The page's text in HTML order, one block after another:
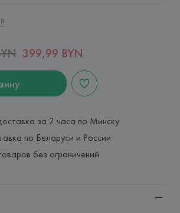
399,99 BYN
за 2 часа по Минску
по Беларуси и России
без ограничений